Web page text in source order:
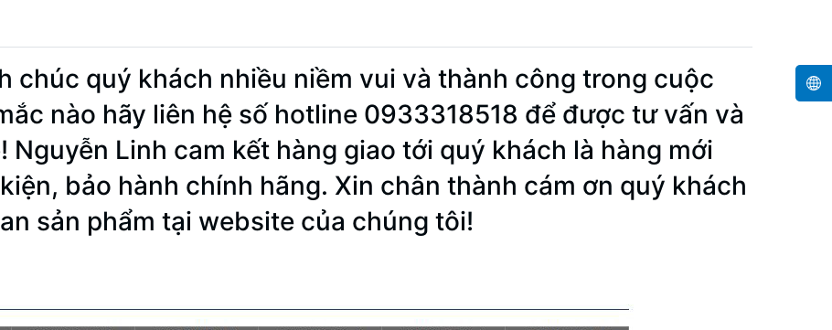
chúc quý khách nhiều niềm vui và thành công trong cuộc
nào hãy liên hệ số hotline 0933318518 để được tư vấn và
Nguyễn Linh cam kết hàng giao tới quý khách là hàng mới
bảo hành chính hãng. Xin chân thành cám ơn quý khách
sản phẩm tại website của chúng tôi!